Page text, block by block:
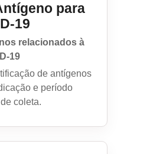
para
19
relacionados à
19
de antígenos
e período
coleta.